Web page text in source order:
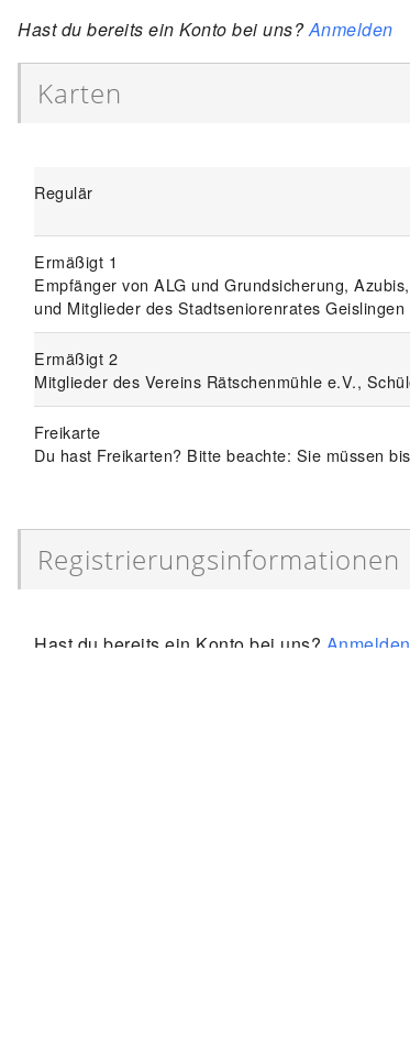
Hast du bereits ein Konto bei uns?Anmelden
Karten
Regulär
Ermäßigt 1
Empfänger von ALG und Grundsicherung,
und Mitglieder des Stadtseniorenrates Geislingen
Ermäßigt 2
Mitglieder des Vereins Rätschenmühle e.V.,
Freikarte
Du hast Freikarten? Bitte beachte: Sie müssen
Registrierungsinformationen
Hast du bereits ein Konto bei uns? Anmelden